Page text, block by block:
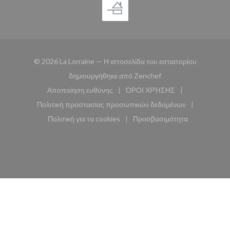
© 2026 La Lorraine — Η ιστοσελίδα του εστιατορίου
δημιουργήθηκε από Zenchef((ανοίγει σε νέο
Αποποίηση ευθύνης
((ανοίγει σε νέο παράθυρο))
ΌΡΟΙ ΧΡΉΣΗΣ
((ανοίγει σε νέο
Πολιτική προστασίας προσωπικών δεδομένων
((ανοίγει σε νέο παράθυρο))
Πολιτική για τα cookies
((ανοίγει σε νέο παράθυρο))
Προσβασιμότητα
((ανοίγει σε νέο